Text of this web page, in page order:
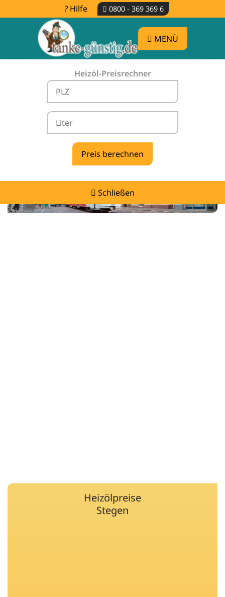
Hilfe 0800 - 369 369 6
MENÜ
Heizöl-Preisrechner
Schließen
Heizölpreise Stegen -
vergleichen & günstig tanken
Heizölpreise
Stegen